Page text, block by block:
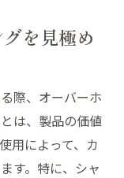
を見極め
際、オーバーホ
は、製品の価値
用によって、カ
す。特に、シャ